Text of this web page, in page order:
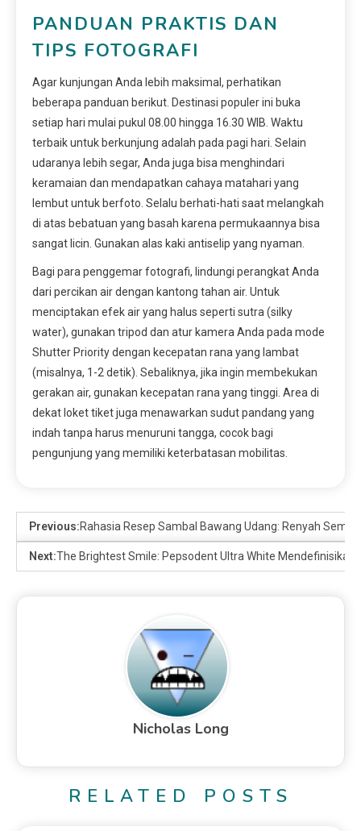
PANDUAN PRAKTIS DAN
TIPS FOTOGRAFI
Agar kunjungan Anda lebih maksimal, perhatikan
beberapa panduan berikut. Destinasi populer ini buka
setiap hari mulai pukul 08.00 hingga 16.30 WIB. Waktu
terbaik untuk berkunjung adalah pada pagi hari. Selain
udaranya lebih segar, Anda juga bisa menghindari
keramaian dan mendapatkan cahaya matahari yang
lembut untuk berfoto. Selalu berhati-hati saat melangkah
di atas bebatuan yang basah karena permukaannya bisa
sangat licin. Gunakan alas kaki antiselip yang nyaman.
Bagi para penggemar fotografi, lindungi perangkat Anda
dari percikan air dengan kantong tahan air. Untuk
menciptakan efek air yang halus seperti sutra (silky
water), gunakan tripod dan atur kamera Anda pada mode
Shutter Priority dengan kecepatan rana yang lambat
(misalnya, 1-2 detik). Sebaliknya, jika ingin membekukan
gerakan air, gunakan kecepatan rana yang tinggi. Area di
dekat loket tiket juga menawarkan sudut pandang yang
indah tanpa harus menuruni tangga, cocok bagi
pengunjung yang memiliki keterbatasan mobilitas.
Previous:Rahasia Resep Sambal Bawang Udang: Renyah
Next:The Brightest Smile: Pepsodent Ultra White Mendefinisikan
Nicholas Long
RELATED POSTS